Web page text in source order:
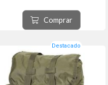
CARGA SUP. 36" - Color Marrón
Coyote
Comprar
Destacado